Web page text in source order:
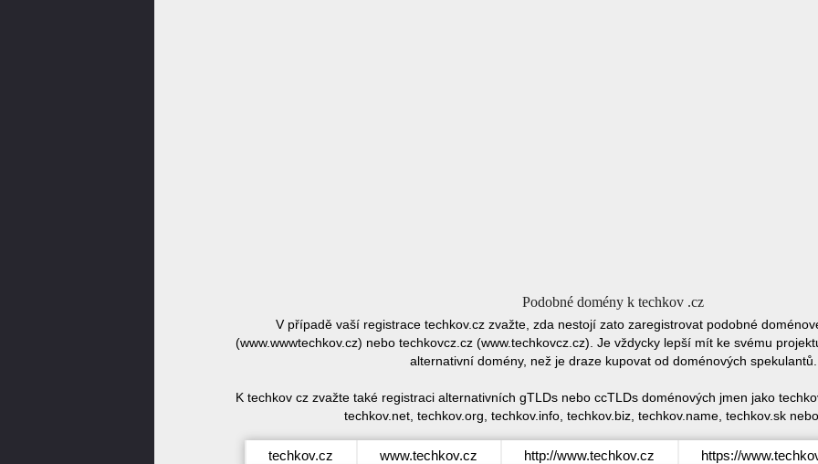
Podobné domény k techkov .cz
V případě vaší registrace techkov.cz zvažte, zda nestojí zato zaregistrovat podobné
(www.wwwtechkov.cz) nebo techkovcz.cz (www.techkovcz.cz). Je vždycky lepší mít ke svému
alternativní domény, než je draze kupovat od doménových spekulantů.
K techkov cz zvažte také registraci alternativních gTLDs nebo ccTLDs doménových jmen jako
techkov.net, techkov.org, techkov.info, techkov.biz, techkov.name, techkov.sk
techkov.cz www.techkov.cz http://www.techkov.cz https://